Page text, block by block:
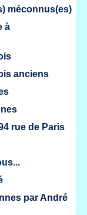
méconnus(es)
à
anciens
rue de Paris
par André